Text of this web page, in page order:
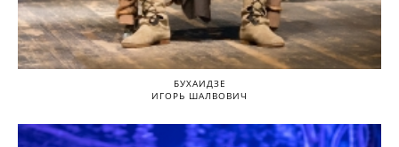
БУХАИДЗЕ
ИГОРЬ ШАЛВОВИЧ